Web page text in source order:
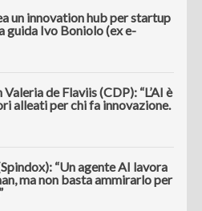
un innovation hub per startup
guida Ivo Boniolo (ex e-
de Flaviis (CDP): “L’AI è
alleati per chi fa innovazione.
“Un agente AI lavora
ma non basta ammirarlo per